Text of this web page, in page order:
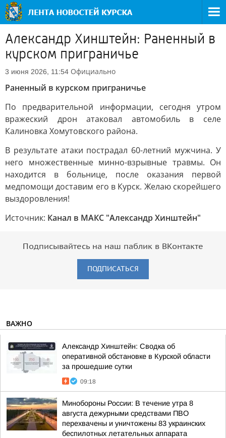
Александр Хинштейн: Раненный в
курском приграничье
3 июня 2026, 11:54 Официально
Раненный в курском приграничье
По предварительной информации, сегодня утром
вражеский дрон атаковал автомобиль в селе
Калиновка Хомутовского района.
В результате атаки пострадал 60-летний мужчина. У
него множественные минно-взрывные травмы. Он
находится в больнице, после оказания первой
медпомощи доставим его в Курск. Желаю скорейшего
выздоровления!
Источник: Канал в МАКС "Александр Хинштейн"
Подписывайтесь на наш паблик в ВКонтакте
ПОДПИСАТЬСЯ
ВАЖНО
Александр Хинштейн: Сводка об
оперативной обстановке в Курской области
за прошедшие сутки
09:18
Минобороны России: В течение утра 8
августа дежурными средствами ПВО
перехвачены и уничтожены 83 украинских
беспилотных летательных аппарата